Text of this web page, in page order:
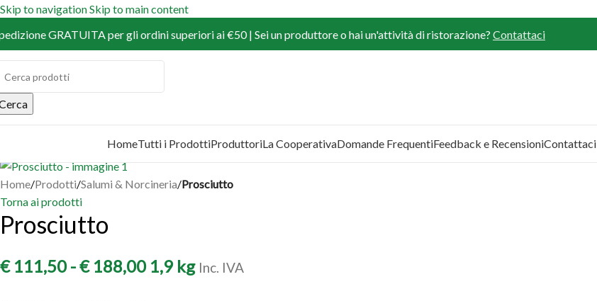
Skip to navigationSkip to main content
GRATUITA per gli ordini superiori ai €50 | Sei un produttore o hai un'attività di ristorazione? Contattaci
HomeTutti i ProdottiProduttoriLa CooperativaDomande FrequentiFeedback e RecensioniContattaci
Home/Prodotti/Salumi & Norcineria/Prosciutto
Torna ai prodotti
Prosciutto
€111,50 -€188,00 1,9 kg Inc. IVA